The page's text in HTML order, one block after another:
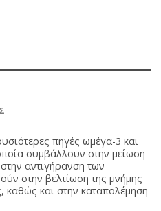
πηγές ωμέγα-3 και
συμβάλλουν στην μείωση
αντιγήρανση των
στην βελτίωση της μνήμης
καθώς και στην καταπολέμηση